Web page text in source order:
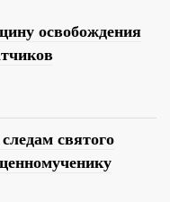
освобождения
святого